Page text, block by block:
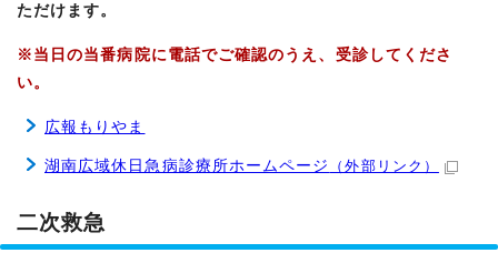
ただけます。
※当日の当番病院に電話でご確認のうえ、受診してくださ
い。
広報もりやま
湖南広域休日急病診療所ホームページ （外部リンク）
二次救急